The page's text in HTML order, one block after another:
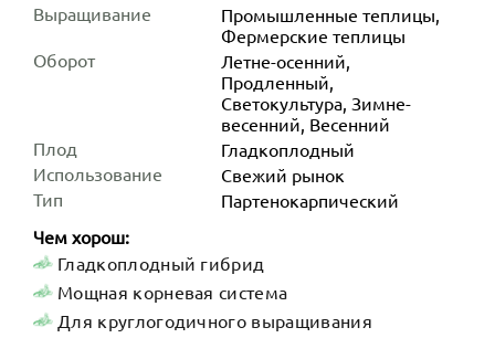
Выращивание
Промышленные теплицы,
Фермерские теплицы
Оборот
Летне-осенний,
Продленный,
Светокультура, Зимне-
весенний, Весенний
Плод
Гладкоплодный
Использование
Свежий рынок
Тип
Партенокарпический
Чем хорош:
Гладкоплодный гибрид
Мощная корневая система
Для круглогодичного выращивания